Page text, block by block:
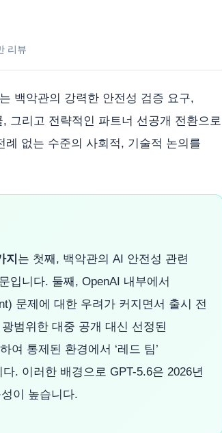
리뷰
는 백악관의 강력한 안전성 검증 요구,
그리고 전략적인 파트너 선공개 전환으로
없는 수준의 사회적, 기술적 논의를
지 는 첫째, 백악관의 AI 안전성 관련
입니다. 둘째, OpenAI 내부에서
문제에 대한 우려가 커지면서 출시 전
범위한 대중 공개 대신 선정된
여 통제된 환경에서 ‘레드 팀’
. 이러한 배경으로 GPT-5.6은 2026년
이 높습니다.